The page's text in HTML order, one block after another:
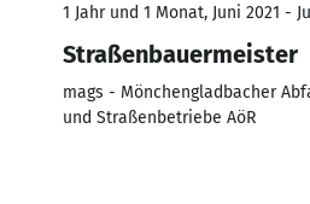
1 Jahr und 1 Monat, Juni 2021 -
Straßenbauermeister
mags - Mönchengladbacher
und Straßenbetriebe AöR